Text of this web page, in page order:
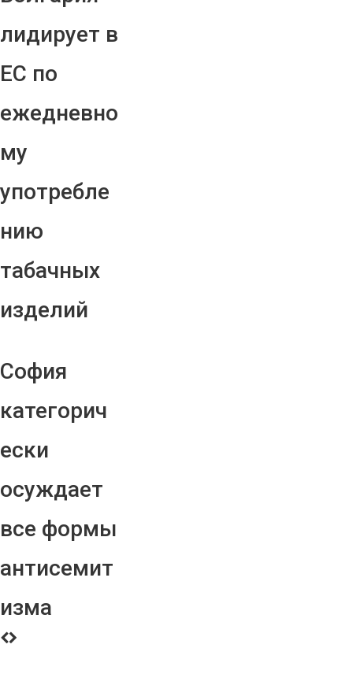
лидирует в
ЕС по
ежедневно
му
употребле
нию
табачных
изделий
София
категорич
ески
осуждает
все формы
антисемит
изма